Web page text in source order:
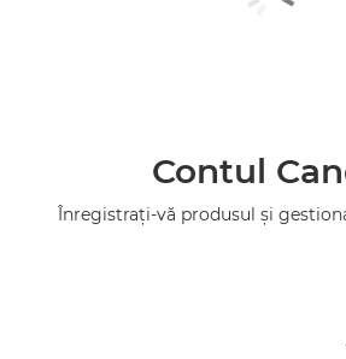
Contul
Înregistraţi-vă produsul şi